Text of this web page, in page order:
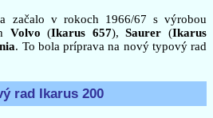
začalo v rokoch 1966/67 s výrobou
Volvo (Ikarus 657),Saurer (Ikarus
. To bola príprava na nový typový rad
rad Ikarus 200